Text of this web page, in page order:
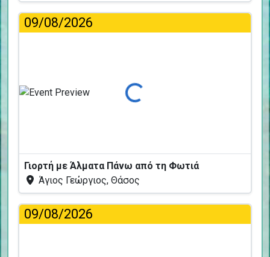
09/08/2026
Φόρτωση...
Γιορτή με Άλματα Πάνω από τη Φωτιά
Άγιος Γεώργιος, Θάσος
09/08/2026